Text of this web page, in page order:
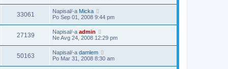
33061 Napisal/-a Micka
Po Sep 01, 2008 9:44 pm
27139 Napisal/-a admin
Ne Avg 24, 2008 12:29 pm
50163 Napisal/-a damlem
Po Mar 31, 2008 8:30 am